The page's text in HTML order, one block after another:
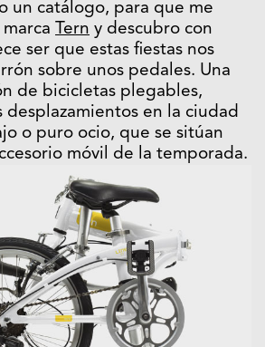
un catálogo, para que me
Tern y descubro con
ser que estas fiestas nos
sobre unos pedales. Una
de bicicletas plegables,
desplazamientos en la ciudad
o puro ocio, que se sitúan
móvil de la temporada.